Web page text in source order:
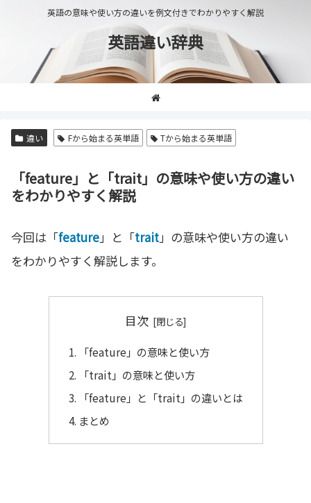
英語の意味や使い方の違いを例文付きでわかりやすく解説
英語違い辞典
違い Fから始まる英単語 Tから始まる英単語
「feature」と「trait」の意味や使い方の違い
をわかりやすく解説
今回は「feature」と「trait」の意味や使い方の違い
をわかりやすく解説します。
目次
「feature」の意味と使い方
「trait」の意味と使い方
「feature」と「trait」の違いとは
まとめ